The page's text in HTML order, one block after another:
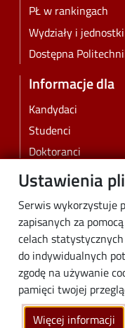
Ustawienia
Serwis wykorzystuje
zapisanych za
celach
do indywidualnych
zgodę na używanie
pamięci twojej
Więcej informacji
PŁ w rankingach
Wydziały i jednostki
Dostępna
Informacje dla
Kandydaci
Studenci
Doktoranci
Pracownicy
Biznes
Media
Społeczność lokalna
Linki
Wikamp